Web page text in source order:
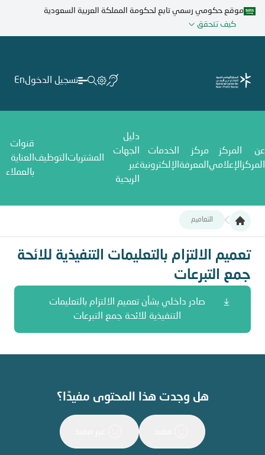
تجاوز
المحتوى
موقع حكومي رسمي تابع لحكومة المملكة العربية السعودية
كيف تتحقق
تسجيل الدخولEn
عن
المركز
المركز
الإعلامي
مركز
المعرفة
الخدمات
الإلكترونية
دليل
الجهات
غير
الربحية
المشتريات التوظيف
قنوات
العناية
بالعملاء
التعاميم
تعميم الالتزام بالتعليمات التنفيذية للائحة جمع التبرعات
تعميم الالتزام بالتعليمات التنفيذية للائحة
جمع التبرعات
صادر داخلي بشأن تعميم الالتزام بالتعليمات
التنفيذية للائحة جمع التبرعات
هل وجدت هذا المحتوى مفيدًا؟